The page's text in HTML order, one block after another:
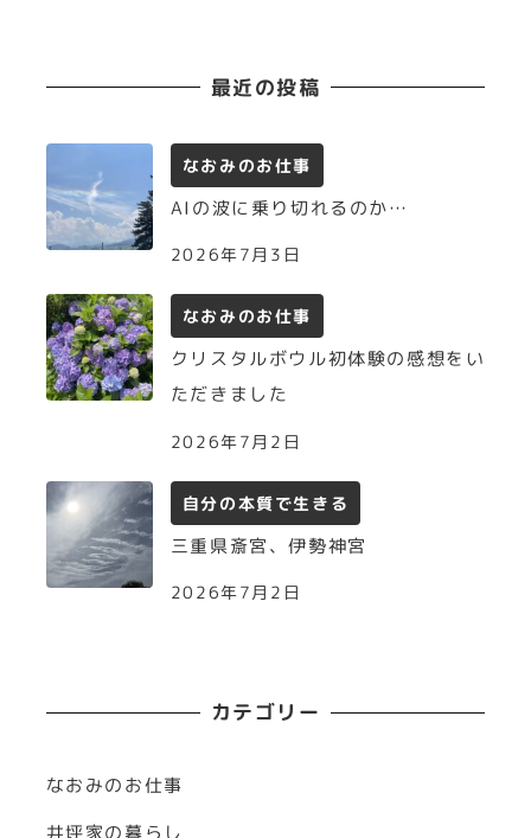
最近の投稿
なおみのお仕事
AIの波に乗り切れるのか…
2026年7月3日
なおみのお仕事
クリスタルボウル初体験の感想をい
ただきました
2026年7月2日
自分の本質で生きる
三重県斎宮、伊勢神宮
2026年7月2日
カテゴリー
なおみのお仕事
井坪家の暮らし